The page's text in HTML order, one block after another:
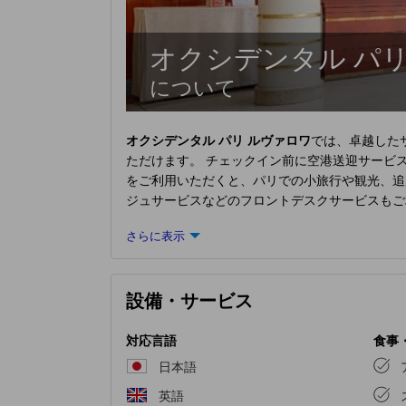
オクシデンタル パ
について
オクシデンタル パリ ルヴァロワでは、卓越した
ただけます。 チェックイン前に空港送迎サー
をご利用いただくと、パリでの小旅行や観光、
ジュサービスなどのフロントデスクサービスも
は、ルームサービスなどの室内設備・サービス
オクシデンタル パリ ルヴァロワ
ル パリ ルヴァロワ
では、お客様が滞在中に楽
施設にはフィットネス設備があり、旅行中の健
さらに表示
設備・サービス
対応言語
日本語
英語
食事